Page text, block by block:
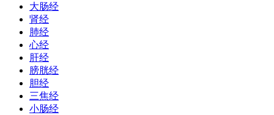
大肠经
肾经
肺经
心经
肝经
膀胱经
胆经
三焦经
小肠经